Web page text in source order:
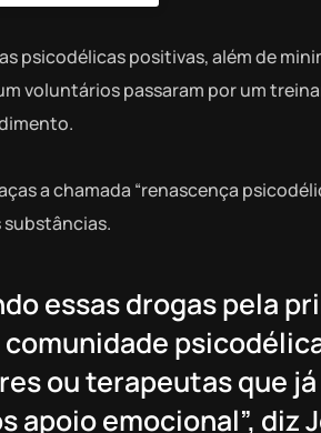
psicodélicas positivas, além de
voluntários passaram por um
a chamada “renascença
substâncias.
essas drogas pela
ou terapeutas que
apoio emocional”, diz